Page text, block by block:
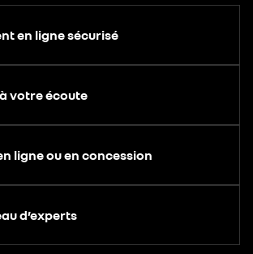
en ligne sécurisé
votre écoute
ligne ou en concession
d’experts